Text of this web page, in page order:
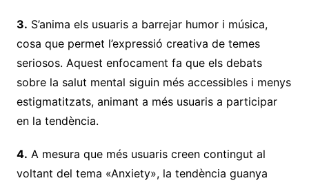
3. S’anima els usuaris a barrejar humor i música,
cosa que permet l’expressió creativa de temes
seriosos. Aquest enfocament fa que els debats
sobre la salut mental siguin més accessibles i menys
estigmatitzats, animant a més usuaris a participar
en la tendència.
4. A mesura que més usuaris creen contingut al
voltant del tema «Anxiety», la tendència guanya